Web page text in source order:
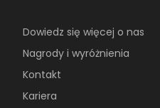
Dowiedz się więcej o nas
Nagrody i wyróżnienia
Kontakt
Kariera